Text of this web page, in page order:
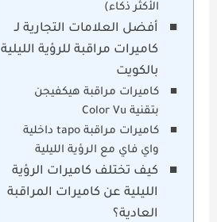
الأكثر ذكاء)
أفضل العلامات التجارية لـ
كاميرات مراقبة للرؤية الليلية
بالكويت
كاميرات مراقبة هيكفيجن
بتقنية Color Vu
كاميرات مراقبة tapo داخلية
واي فاي مع الرؤية الليلية
كيف تختلف كاميرات الرؤية
الليلية عن كاميرات المراقبة
العادية؟